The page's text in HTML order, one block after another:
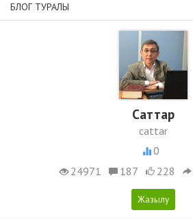
БЛОГ ТУРАЛЫ
Cаттар
cattar
0
24971
187 228